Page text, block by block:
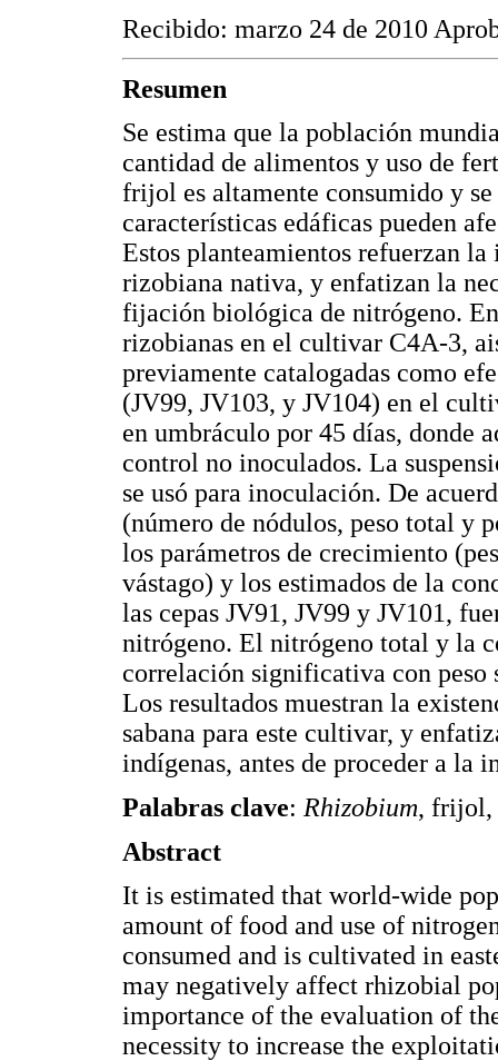
Recibido: marzo 24 de 2010
Resumen
Se estima que la población
cantidad de alimentos y uso de
frijol es altamente consumido y
características edáficas pueden
Estos planteamientos refuerzan
rizobiana nativa, y enfatizan la
fijación biológica de nitrógeno.
rizobianas en el cultivar C4A-3,
previamente catalogadas como
(JV99, JV103, y JV104) en el
en umbráculo por 45 días, donde
control no inoculados. La
se usó para inoculación. De
(número de nódulos, peso total y
los parámetros de crecimiento
vástago) y los estimados de la
las cepas JV91, JV99 y JV101,
nitrógeno. El nitrógeno total y la
correlación significativa con peso
Los resultados muestran la
sabana para este cultivar, y
indígenas, antes de proceder a la
Palabras clave: Rhizobium, frijol,
Abstract
It is estimated that world-wide
amount of food and use of
consumed and is cultivated in
may negatively affect rhizobial
importance of the evaluation of
necessity to increase the